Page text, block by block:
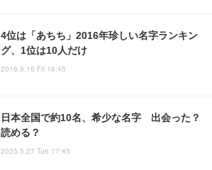
4位は「あちち」2016年珍しい名字ランキン
グ、1位は10人だけ
2016.9.16 Fri 16:45
日本全国で約10名、希少な名字 出会った？
読める？
2025.5.27 Tue 17:45